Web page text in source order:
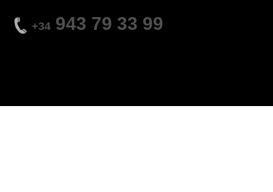
+34 943 79 33 99